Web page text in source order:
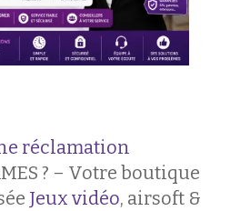
réclamation
? – Votre boutique
Jeux vidéo, airsoft &